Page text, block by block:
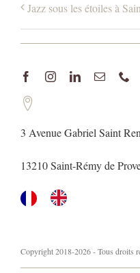
Jazz sous les étoiles à
3 Avenue Gabriel Saint
13210 Saint-Rémy de
Copyright 2018-2026 - Tous droits